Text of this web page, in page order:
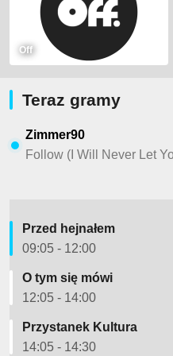
Off
Teraz gramy
Zimmer90
Follow (I Will Never Let
Przed hejnałem
09:05 - 12:00
O tym się mówi
12:05 - 14:00
Przystanek Kultura
14:05 - 14:30